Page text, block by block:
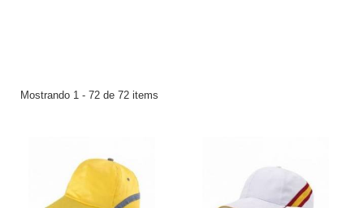
Mostrando 1 - 72 de 72 items